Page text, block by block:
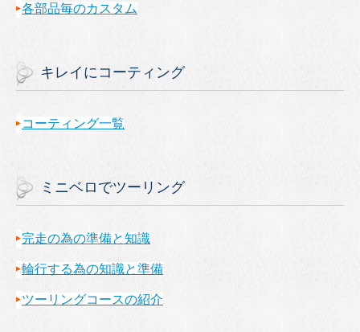
各部品毎のカスタム
キレイにコーティング
コーティング一覧
ミニベロでツーリング
完走の為の準備と知識
輪行する為の知識と準備
ツーリングコースの紹介